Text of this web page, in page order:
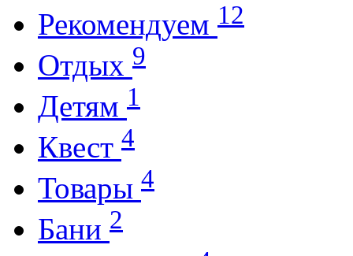
Рекомендуем 12
Отдых 9
Детям 1
Квест 4
Товары 4
Бани 2